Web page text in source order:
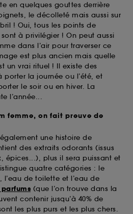
en quelques gouttes derrière
le décolleté mais aussi sur
! Oui, tous les points de
à privilégier ! On peut aussi
dans l’air pour traverser ce
est plus ancien mais quelle
un vrai rituel ! Il existe des
porter la journée ou l’été, et
le soir ou en hiver. La
l’année...
femme, on fait preuve de
une histoire de
des extraits odorants (issus
épices...), plus il sera puissant et
quatre catégories : le
de toilette et l’eau de
(que l’on trouve dans la
contenir jusqu’à 40% de
les plus purs et les plus chers.